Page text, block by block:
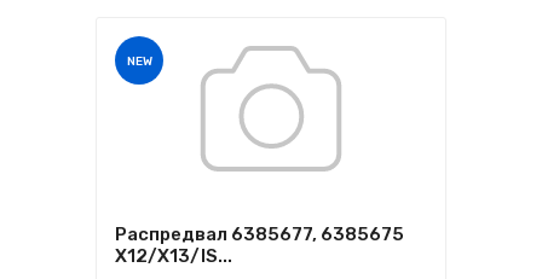
NEW
Распредвал 6385677, 6385675
X12/X13/IS...